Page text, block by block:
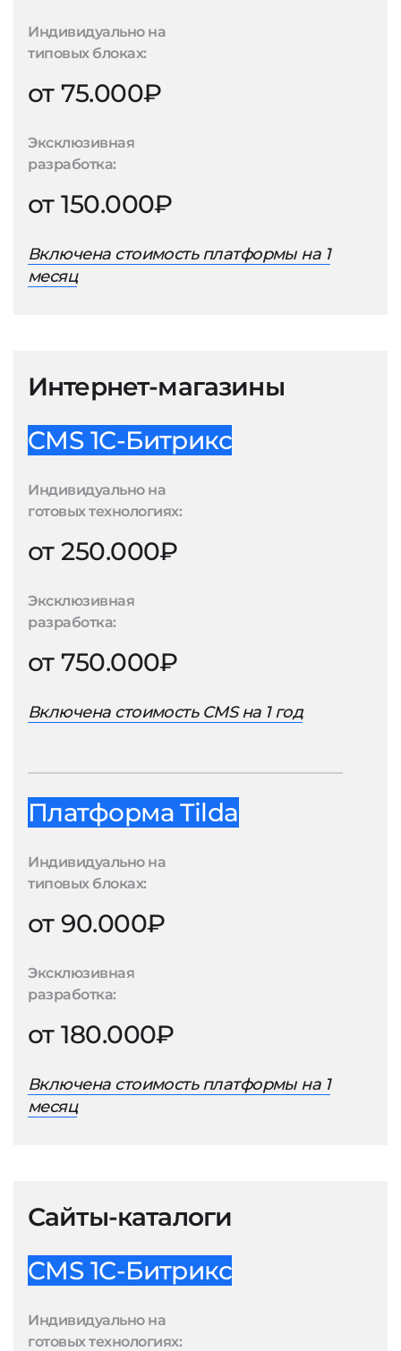
Индивидуально на
типовых блоках:
от 75.000₽
Эксклюзивная
разработка:
от 150.000₽
Включена стоимость платформы на 1
месяц
Интернет-магазины
CMS 1С-Битрикс
Индивидуально на
готовых технологиях:
от 250.000₽
Эксклюзивная
разработка:
от 750.000₽
Включена стоимость CMS на 1 год
Платформа Tilda
Индивидуально на
типовых блоках:
от 90.000₽
Эксклюзивная
разработка:
от 180.000₽
Включена стоимость платформы на 1
месяц
Сайты-каталоги
CMS 1С-Битрикс
Индивидуально на
готовых технологиях: